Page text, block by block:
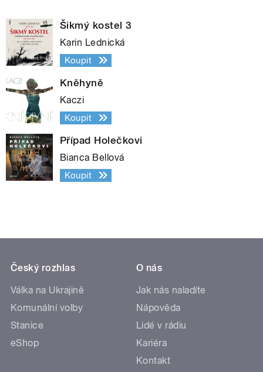
Šikmý kostel 3
Karin Lednická
Koupit
Kněhyně
Kaczi
Koupit
Případ Holečkovi
Bianca Bellová
Koupit
Český rozhlas
Válka na Ukrajině
Komunální volby
Stanice
eShop
O nás
Jak nás naladíte
Nápověda
Lidé v rádiu
Kariéra
Kontakt